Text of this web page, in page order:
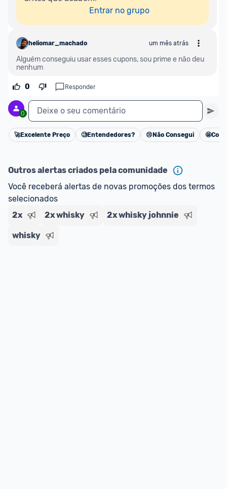
Entrar no grupo
heliomar_machado um mês atrás
Alguém conseguiu usar esses cupons, sou prime e não deu
nenhum
0 Responder
0 Deixe o seu comentário
Cancelar
🚀Excelente Preço 🧐Entendedores? 😢 Não Consegui 🤩
Outros alertas criados pela comunidade
Você receberá alertas de novas promoções dos termos
selecionados
2x
2x whisky 2x whisky johnnie
whisky